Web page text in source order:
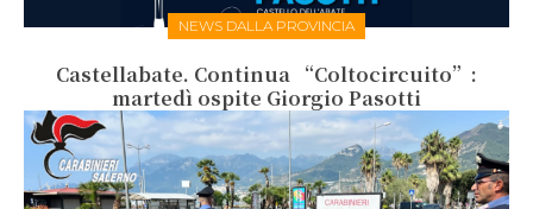
NEWS DALLA PROVINCIA
Castellabate. Continua “Coltocircuito”:
martedì ospite Giorgio Pasotti